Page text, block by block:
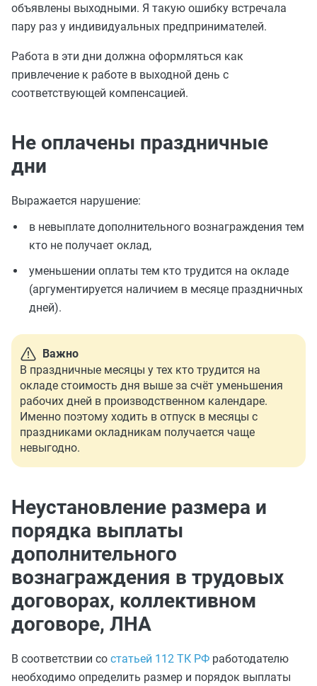
объявлены выходными. Я такую ошибку встречала
пару раз у индивидуальных предпринимателей.
Работа в эти дни должна оформляться как
привлечение к работе в выходной день с
соответствующей компенсацией.
Не оплачены праздничные
дни
Выражается нарушение:
в невыплате дополнительного вознаграждения тем
кто не получает оклад,
уменьшении оплаты тем кто трудится на окладе
(аргументируется наличием в месяце праздничных
дней).
Важно
В праздничные месяцы у тех кто трудится на
окладе стоимость дня выше за счёт уменьшения
рабочих дней в производственном календаре.
Именно поэтому ходить в отпуск в месяцы с
праздниками окладникам получается чаще
невыгодно.
Неустановление размера и
порядка выплаты
дополнительного
вознаграждения в трудовых
договорах, коллективном
договоре, ЛНА
В соответствии со статьей 112 ТК РФ работодателю
необходимо определить размер и порядок выплаты